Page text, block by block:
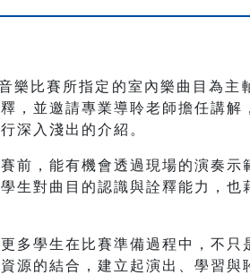
樂比賽所指定的室內樂曲目為主
，並邀請專業導聆老師擔任講解
深入淺出的介紹。
前，能有機會透過現場的演奏示
生對曲目的認識與詮釋能力，也
多學生在比賽準備過程中，不只
源的結合，建立起演出、學習與